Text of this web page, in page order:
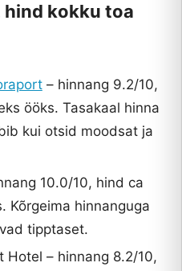
hind kokku toa
– hinnang 9.2/10,
ööks. Tasakaal hinna
kui otsid moodsat ja
10.0/10, hind ca
Kõrgeima hinnanguga
tipptaset.
Hotel – hinnang 8.2/10,